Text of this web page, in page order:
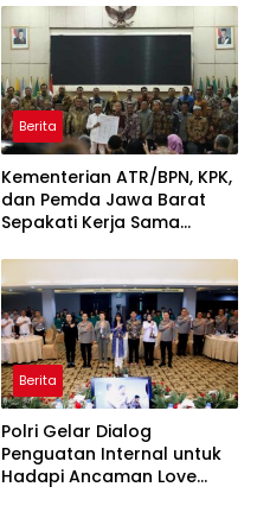
Berita
Kementerian ATR/BPN, KPK,
dan Pemda Jawa Barat
Sepakati Kerja Sama
Korupsi serta Penguatan
Ekonomi Daerah
Berita
Polri Gelar Dialog
Penguatan Internal untuk
Hadapi Ancaman Love